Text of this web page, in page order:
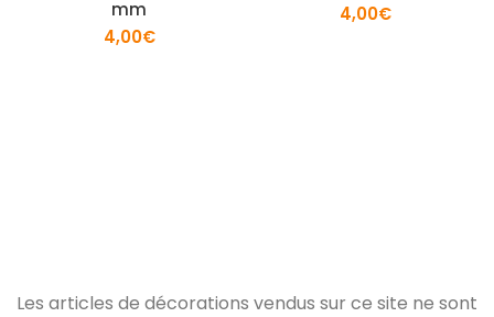
mm
4,00€
4,00€
Les articles de décorations vendus sur ce site ne sont